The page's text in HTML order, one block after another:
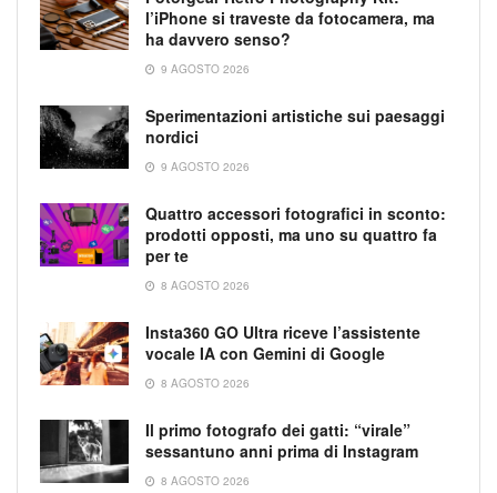
l’iPhone si traveste da fotocamera, ma
ha davvero senso?
9 AGOSTO 2026
Sperimentazioni artistiche sui paesaggi
nordici
9 AGOSTO 2026
Quattro accessori fotografici in sconto:
prodotti opposti, ma uno su quattro fa
per te
8 AGOSTO 2026
Insta360 GO Ultra riceve l’assistente
vocale IA con Gemini di Google
8 AGOSTO 2026
Il primo fotografo dei gatti: “virale”
sessantuno anni prima di Instagram
8 AGOSTO 2026